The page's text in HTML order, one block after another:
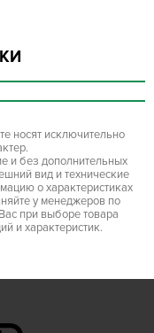
носят исключительно
и без дополнительных
вид и технические
о характеристиках
у менеджеров по
при выборе товара
и характеристик.